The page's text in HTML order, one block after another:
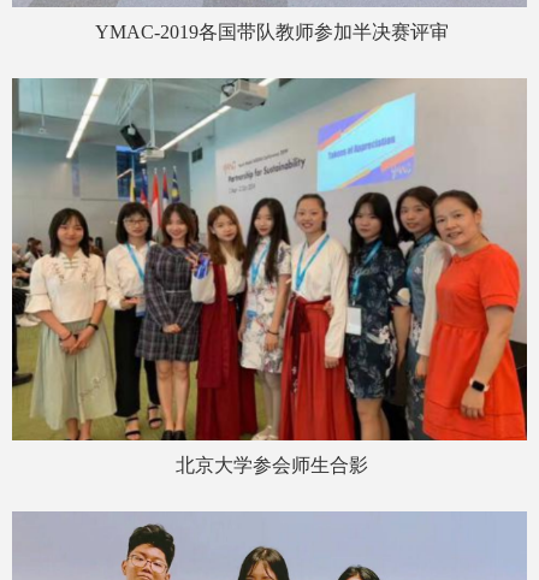
YMAC-2019各国带队教师参加半决赛评审
北京大学参会师生合影